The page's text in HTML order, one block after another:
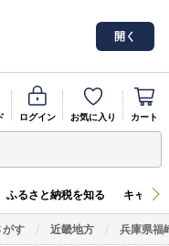
開く
ログイン お気に入り カート
ふるさと納税を知る キャン
がす 近畿地方 兵庫県福